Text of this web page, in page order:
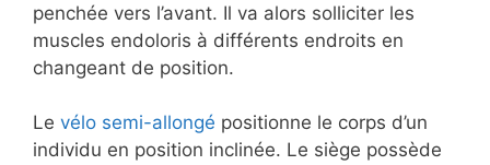
penchée vers l’avant. Il va alors solliciter les
muscles endoloris à différents endroits en
changeant de position.
Le vélo semi-allongé positionne le corps d’un
individu en position inclinée. Le siège possède